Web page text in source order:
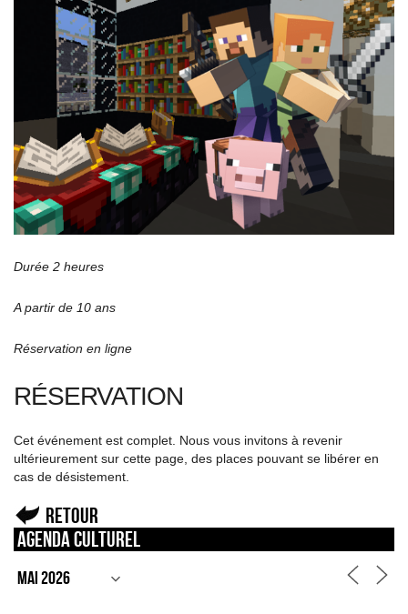
Durée 2 heures
A partir de 10 ans
Réservation en ligne
RÉSERVATION
Cet événement est complet. Nous vous invitons à revenir
ultérieurement sur cette page, des places pouvant se libérer en
cas de désistement.
Retour
Agenda culturel